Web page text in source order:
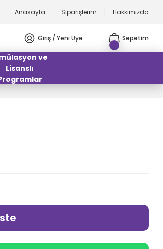
Anasayfa Siparişlerim Hakkımızda
Giriş / Yeni Üye Sepetim
ve
Lisanslı